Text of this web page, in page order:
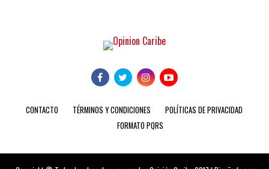
CONTACTO TÉRMINOS Y CONDICIONES
POLÍTICAS DE PRIVACIDAD
FORMATO PQRS